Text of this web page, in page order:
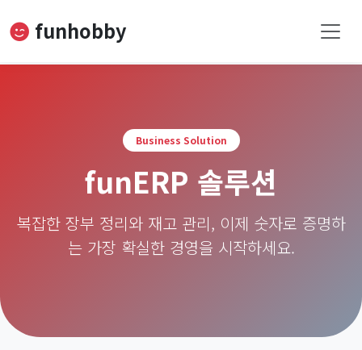
funhobby
Business Solution
funERP 솔루션
복잡한 장부 정리와 재고 관리, 이제 숫자로 증명하
는 가장 확실한 경영을 시작하세요.